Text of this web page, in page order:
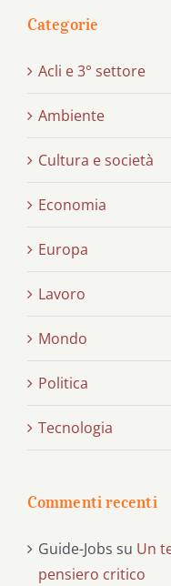
Categorie
Acli e 3° settore
Ambiente
Cultura e società
Economia
Europa
Lavoro
Mondo
Politica
Tecnologia
Commenti recenti
Guide-Jobs su Un
pensiero critico